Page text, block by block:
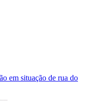
em situação de rua do